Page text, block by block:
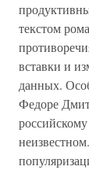
текстом
вставки и
данных.
Федоре